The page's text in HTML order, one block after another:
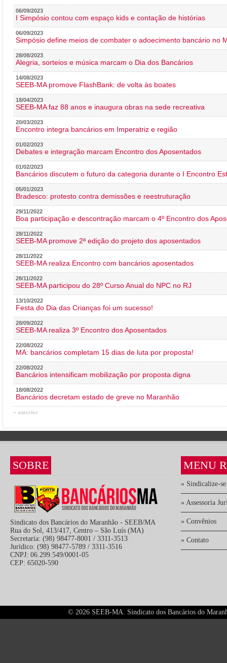
06/09/2023
I Simpósio contou com espaço kids e contação de histórias
06/09/2023
Simpósio define meios de combater o adoecimento bancário no
28/08/2023
Alegria, sorteios e música marcam o Dia dos Bancários
14/08/2023
SEEB-MA promove FlashBank: de volta às boates
18/04/2023
SEEB-MA faz 88 anos e inaugura obras na sede recreativa
20/03/2023
Encontro integra bancários em Imperatriz e região
01/02/2023
Debates e integração marcam Encontro dos Aposentados
01/02/2023
Bancários discutem o futuro da categoria durante o I Encontro
05/01/2023
Bradesco: protesto contra demissões e reestruturação
29/11/2022
Boa participação e descontração marcam o 4º Encontro dos
28/11/2022
SEEB-MA promove 2ª edição do projeto dos aposentados
28/11/2022
SEEB-MA realiza Encontro com bancários aposentados
28/11/2022
SEEB-MA participou do 28º Curso Anual do NPC no RJ
13/10/2022
Festa do Dia das Crianças foi um sucesso!
28/09/2022
SEEB-MA realiza 3º Encontro dos Aposentados
22/08/2022
MA: bancários completam 15 dias de luta por proposta!
22/08/2022
Bancários intensificam mobilização por proposta digna
18/08/2022
Bancários decretam estado de greve no Maranhão
« anterior
SOBRE
Sindicato dos Bancários do Maranhão - SEEB/MA
Rua do Sol, 413/417, Centro – São Luís (MA)
Secretaria: (98) 98477-8001 / 3311-3513
Jurídico: (98) 98477-5789 / 3311-3516
CNPJ: 06.299.549/0001-05
CEP: 65020-590
MENU
» Sindicalize-se
» Assessoria
» Convênios
» Contato
© 2026 SEEB-MA. Sindicato dos Bancários do